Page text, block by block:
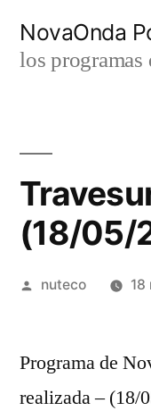
NovaOnda
los
(18/05/
Publicada
nuteco 18
Programa de
realizada – (18/